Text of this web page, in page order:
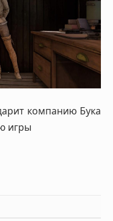
компанию Бука
игры